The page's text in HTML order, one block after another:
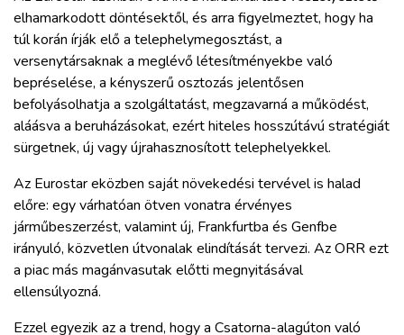
elhamarkodott döntésektől, és arra figyelmeztet, hogy ha
túl korán írják elő a telephelymegosztást, a
versenytársaknak a meglévő létesítményekbe való
bepréselése, a kényszerű osztozás jelentősen
befolyásolhatja a szolgáltatást, megzavarná a működést,
aláásva a beruházásokat, ezért hiteles hosszútávú stratégiát
sürgetnek, új vagy újrahasznosított telephelyekkel.
Az Eurostar eközben saját növekedési tervével is halad
előre: egy várhatóan ötven vonatra érvényes
járműbeszerzést, valamint új, Frankfurtba és Genfbe
irányuló, közvetlen útvonalak elindítását tervezi. Az ORR ezt
a piac más magánvasutak előtti megnyitásával
ellensúlyozná.
Ezzel egyezik az a trend, hogy a Csatorna-alagúton való